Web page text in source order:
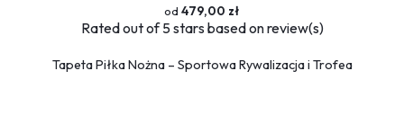
479,00 zł
Ratedout of 5 stars based onreview(s)
Tapeta Piłka Nożna – Sportowa Rywalizacja i Trofea